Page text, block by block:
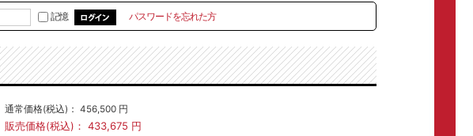
記憶 パスワードを忘れた方
通常価格(税込)： 456,500 円
販売価格(税込)： 433,675 円